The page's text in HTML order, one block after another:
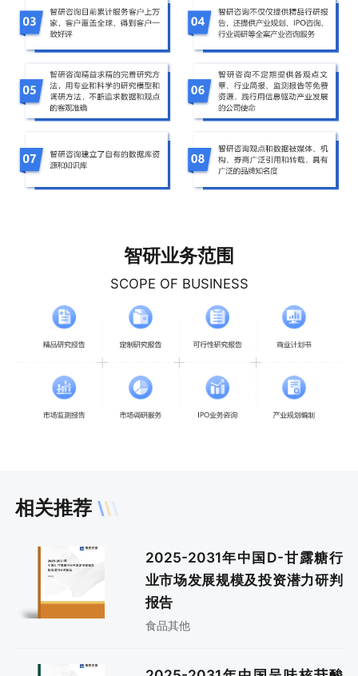
智研业务范围
SCOPE OF BUSINESS
相关推荐
2025-2031年中国D-甘露糖行
业市场发展规模及投资潜力研判
报告
食品其他